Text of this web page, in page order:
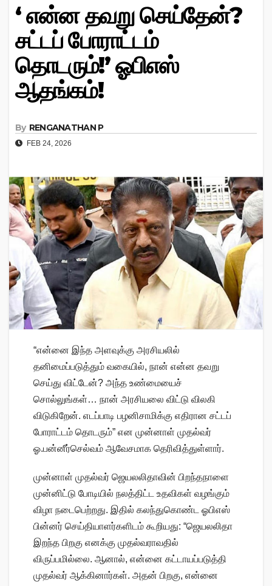
‘ என்ன தவறு செய்தேன்?
சட்டப் போராட்டம்
தொடரும்!’ ஓபிஎஸ்
ஆதங்கம்!
By RENGANATHAN P
FEB 24, 2026
“என்னை இந்த அளவுக்கு அரசியலில்
தனிமைப்படுத்தும் வகையில், நான் என்ன தவறு
செய்து விட்டேன்? அந்த உண்மையைச்
சொல்லுங்கள்… நான் அரசியலை விட்டு விலகி
விடுகிறேன். எடப்பாடி பழனிசாமிக்கு எதிரான சட்டப்
போராட்டம் தொடரும்” என முன்னாள் முதல்வர்
ஓ.பன்னீர்செல்வம் ஆவேசமாக தெரிவித்துள்ளார்.
முன்னாள் முதல்வர் ஜெயலலிதாவின் பிறந்தநாளை
முன்னிட்டு போடியில் நலத்திட்ட உதவிகள் வழங்கும்
விழா நடைபெற்றது. இதில் கலந்துகொண்ட ஓபிஎஸ்
பின்னர் செய்தியாளர்களிடம் கூறியது: “ஜெயலலிதா
இறந்த பிறகு எனக்கு முதல்வராவதில்
விருப்பமில்லை. ஆனால், என்னை கட்டாயப்படுத்தி
முதல்வர் ஆக்கினார்கள். அதன் பிறகு, என்னை